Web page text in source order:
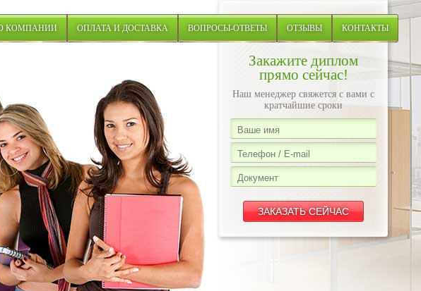
КОМПАНИИ ОПЛАТА И ДОСТАВКА ВОПРОСЫ-ОТВЕТЫ ОТЗЫВЫ КОНТАКТЫ
Закажите диплом
прямо сейчас!
Наш менеджер свяжется с вами с
кратчайшие сроки